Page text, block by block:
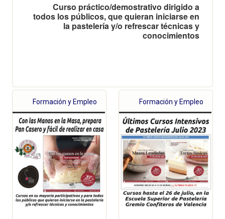
Curso práctico/demostrativo dirigido a
todos los públicos, que quieran iniciarse en
la pastelería y/o refrescar técnicas y
conocimientos
Formación y Empleo Formación y Empleo